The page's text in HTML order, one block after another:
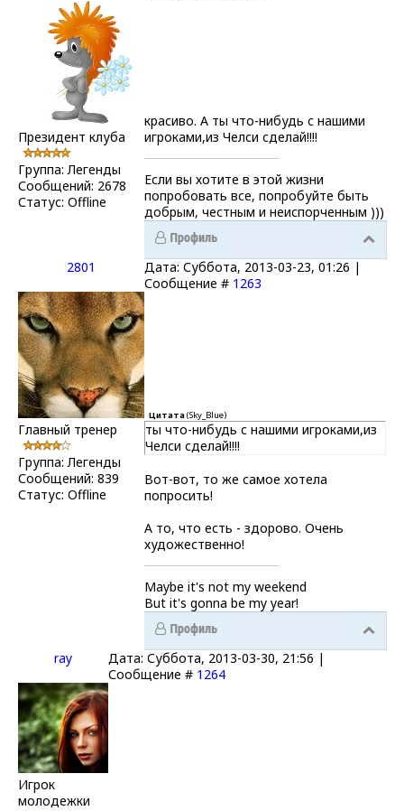
Президент клуба
Группа: Легенды
Сообщений: 2678
Статус: Offline
красиво. А ты что-нибудь с нашими
игроками,из Челси сделай!!!!
Если вы хотите в этой жизни
попробовать все, попробуйте быть
добрым, честным и неиспорченным )))
2801
Дата: Суббота, 2013-03-23, 01:26 |
Сообщение # 1263
Главный тренер
Группа: Легенды
Сообщений: 839
Статус: Offline
Цитата(Sky_Blue)
ты что-нибудь с нашими игроками,из
Челси сделай!!!!
Вот-вот, то же самое хотела
попросить!
А то, что есть - здорово. Очень
художественно!
Maybe it's not my weekend
But it's gonna be my year!
ray
Дата: Суббота, 2013-03-30, 21:56 |
Сообщение # 1264
Игрок
молодежки